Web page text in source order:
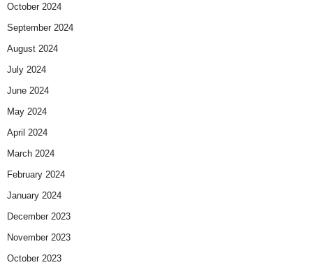
October 2024
September 2024
August 2024
July 2024
June 2024
May 2024
April 2024
March 2024
February 2024
January 2024
December 2023
November 2023
October 2023